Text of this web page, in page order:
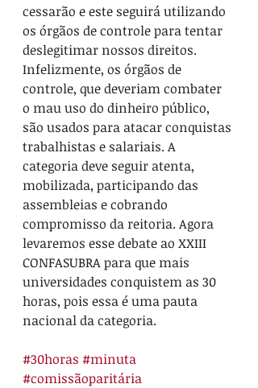
cessarão e este seguirá utilizando
os órgãos de controle para tentar
deslegitimar nossos direitos.
Infelizmente, os órgãos de
controle, que deveriam combater
o mau uso do dinheiro público,
são usados para atacar conquistas
trabalhistas e salariais. A
categoria deve seguir atenta,
mobilizada, participando das
assembleias e cobrando
compromisso da reitoria. Agora
levaremos esse debate ao XXIII
CONFASUBRA para que mais
universidades conquistem as 30
horas, pois essa é uma pauta
nacional da categoria.
#30horas #minuta
#comissãoparitária